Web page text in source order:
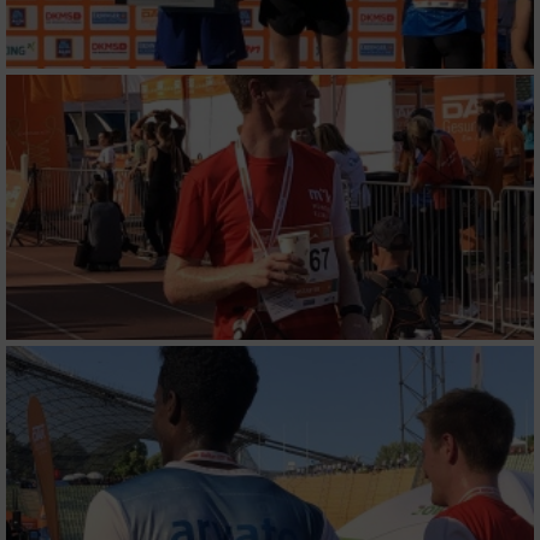
Verwendung reduzierter Daten zur Auswahl
von Werbeanzeigen
Erstellung von Profilen für personalisierte
Werbung
Verwendung von Profilen zur Auswahl
personalisierter Werbung
Erstellung von Profilen zur Personalisierung
von Inhalten
Verwendung von Profilen zur Auswahl
personalisierter Inhalte
Messung der Werbeleistung
Messung der Performance von Inhalten
Analyse von Zielgruppen durch Statistiken